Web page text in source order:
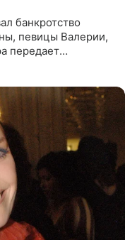
банкротство
певицы Валерии,
передает